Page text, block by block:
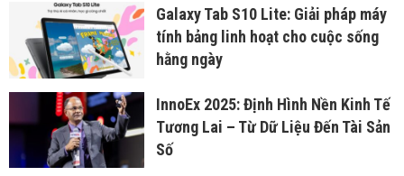
Galaxy Tab S10 Lite: Giải pháp máy
tính bảng linh hoạt cho cuộc sống
hằng ngày
InnoEx 2025: Định Hình Nền Kinh Tế
Tương Lai – Từ Dữ Liệu Đến Tài Sản
Số